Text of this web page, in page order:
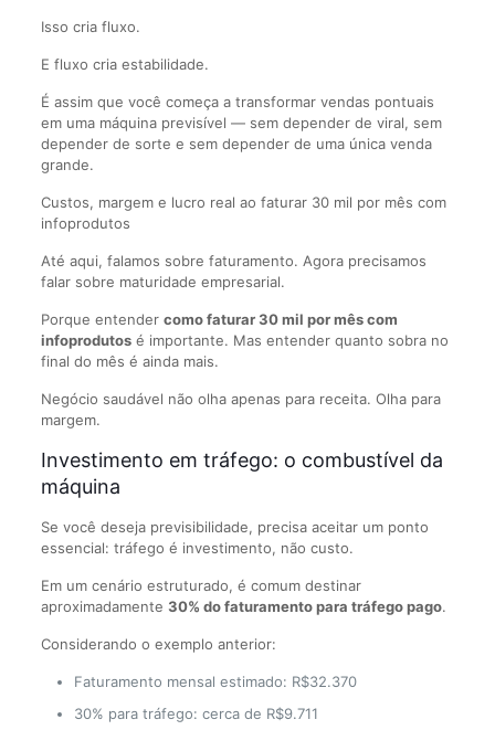
Isso cria fluxo.
E fluxo cria estabilidade.
É assim que você começa a transformar vendas pontuais
em uma máquina previsível — sem depender de viral, sem
depender de sorte e sem depender de uma única venda
grande.
Custos, margem e lucro real ao faturar 30 mil por mês com
infoprodutos
Até aqui, falamos sobre faturamento. Agora precisamos
falar sobre maturidade empresarial.
Porque entender como faturar 30 mil por mês com
infoprodutosé importante. Mas entender quanto sobra no
final do mês é ainda mais.
Negócio saudável não olha apenas para receita. Olha para
margem.
Investimento em tráfego: o combustível da
máquina
Se você deseja previsibilidade, precisa aceitar um ponto
essencial: tráfego é investimento, não custo.
Em um cenário estruturado, é comum destinar
aproximadamente 30% do faturamento para tráfego pago.
Considerando o exemplo anterior:
Faturamento mensal estimado: R$32.370
30% para tráfego: cerca de R$9.711